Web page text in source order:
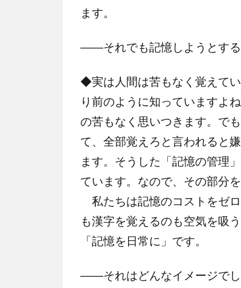
ます。
――それでも記憶しようとする
◆実は人間は苦もなく覚えて
り前のように知っていますよ
の苦もなく思いつきます。で
て、全部覚えろと言われると
ます。そうした「記憶の管理
ています。なので、その部分
私たちは記憶のコストをゼ
も漢字を覚えるのも空気を吸
「記憶を日常に」です。
――それはどんなイメージでし